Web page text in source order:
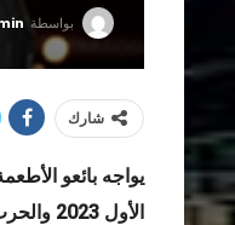
بواسطة
شارك
الأول